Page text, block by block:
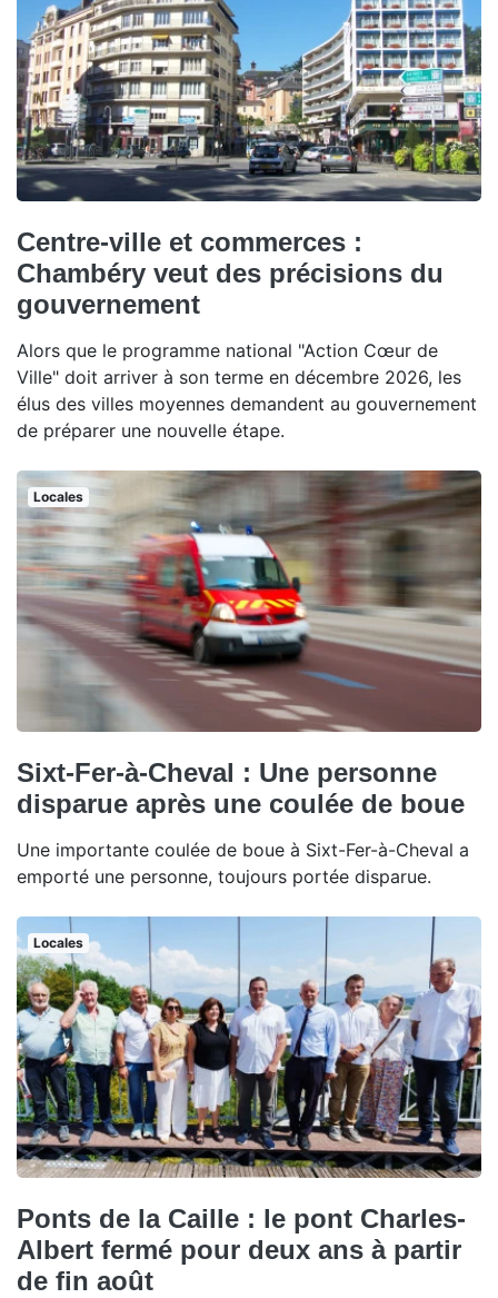
Centre-ville et commerces :
Chambéry veut des précisions du
gouvernement
Alors que le programme national "Action Cœur de
Ville" doit arriver à son terme en décembre 2026, les
élus des villes moyennes demandent au gouvernement
de préparer une nouvelle étape.
Locales
Sixt-Fer-à-Cheval : Une personne
disparue après une coulée de boue
Une importante coulée de boue à Sixt-Fer-à-Cheval a
emporté une personne, toujours portée disparue.
Locales
Ponts de la Caille : le pont Charles-
Albert fermé pour deux ans à partir
de fin août